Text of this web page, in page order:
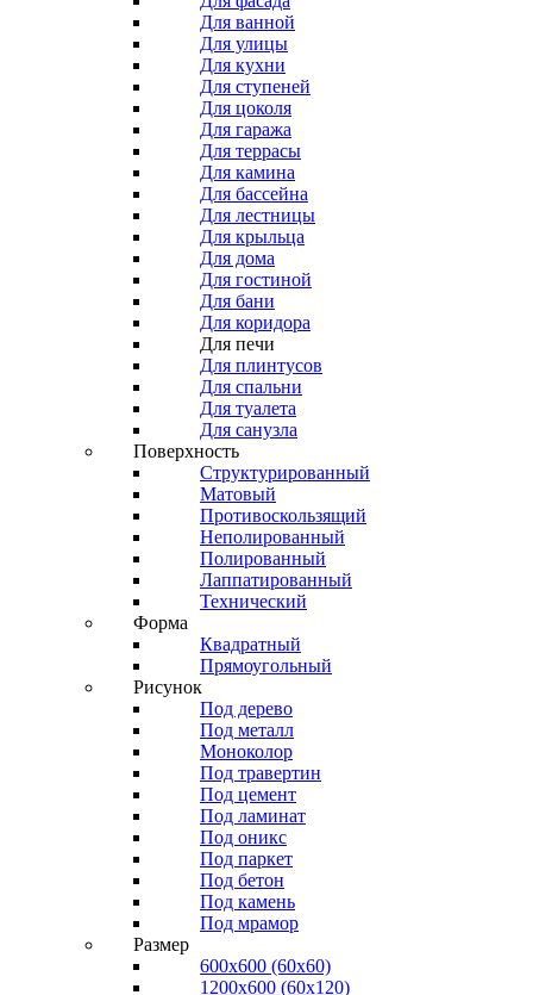
Для ванной
Для улицы
Для кухни
Для ступеней
Для цоколя
Для гаража
Для террасы
Для камина
Для бассейна
Для лестницы
Для крыльца
Для дома
Для гостиной
Для бани
Для коридора
Для печи
Для плинтусов
Для спальни
Для туалета
Для санузла
Поверхность
Структурированный
Матовый
Противоскользящий
Неполированный
Полированный
Лаппатированный
Технический
Форма
Квадратный
Прямоугольный
Рисунок
Под дерево
Под металл
Моноколор
Под травертин
Под цемент
Под ламинат
Под оникс
Под паркет
Под бетон
Под камень
Под мрамор
Размер
600х600 (60х60)
1200х600 (60х120)